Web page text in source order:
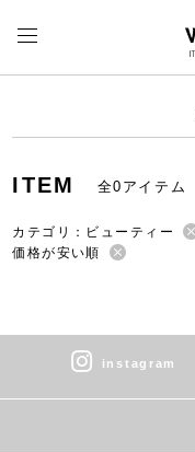
ITEM 全0アイテム
カテゴリ：ビューティー
価格が安い順
instagram